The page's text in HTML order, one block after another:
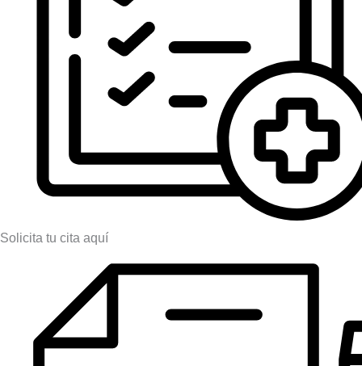
Solicita tu cita aquí